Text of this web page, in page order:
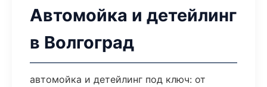
Автомойка и детейлинг
в Волгоград
автомойка и детейлинг под ключ: от